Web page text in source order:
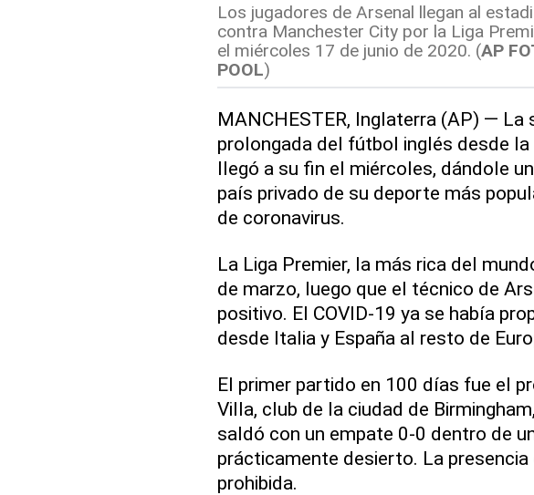
Los jugadores de Arsenal llegan al
contra Manchester City por la Liga
el miércoles 17 de junio de 2020. (AP
POOL)
MANCHESTER, Inglaterra (AP) — La
prolongada del fútbol inglés desde la
llegó a su fin el miércoles, dándole
país privado de su deporte más
de coronavirus.
La Liga Premier, la más rica del
de marzo, luego que el técnico de
positivo. El COVID-19 ya se había
desde Italia y España al resto de
El primer partido en 100 días fue el
Villa, club de la ciudad de
saldó con un empate 0-0 dentro de
prácticamente desierto. La
prohibida.